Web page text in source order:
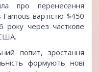
про перенесення
вартістю $450
через часткове
попит, зростання
формують нові